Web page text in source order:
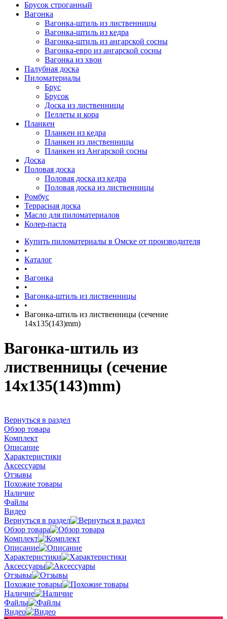
Брусок строганный
Вагонка
Вагонка-штиль из лиственницы
Вагонка-штиль из кедра
Вагонка-штиль из ангарской сосны
Вагонка-евро из ангарской сосны
Вагонка из хвои
Палубная доска
Пиломатериалы
Брус
Брусок
Доска из лиственницы
Пеллеты и кора
Планкен
Планкен из кедра
Планкен из лиственницы
Планкен из Ангарской сосны
Доска
Половая доска
Половая доска из кедра
Половая доска из лиственницы
Ромбус
Террасная доска
Масло для пиломатериалов
Колер-паста
Купить пиломатериалы в Омске от производителя
•
Каталог
•
Вагонка
•
Вагонка-штиль из лиственницы
•
Вагонка-штиль из лиственницы (сечение
14x135(143)mm)
Вагонка-штиль из
лиственницы (сечение
14x135(143)mm)
Вернуться в раздел
Обзор товара
Комплект
Описание
Характеристики
Аксессуары
Отзывы
Похожие товары
Наличие
Файлы
Видео
Вернуться в раздел
Обзор товара
Комплект
Описание
Характеристики
Аксессуары
Отзывы
Похожие товары
Наличие
Файлы
Видео